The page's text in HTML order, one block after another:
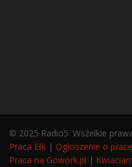
© 2025 Radio5. Wszelkie
Praca Ełk | Ogłoszenie o pracę
Praca na Gowork.pl |